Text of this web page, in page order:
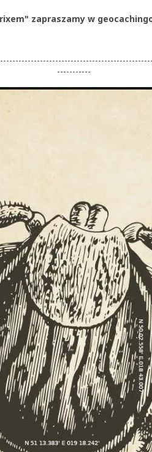
zapraszamy w
-----------